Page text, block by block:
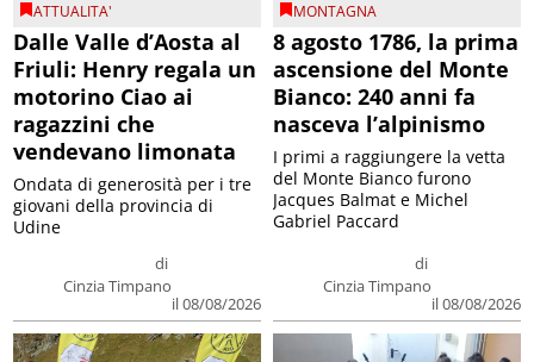
ATTUALITA'
Dalle Valle d’Aosta al
Friuli: Henry regala un
motorino Ciao ai
ragazzini che
vendevano limonata
di
Cinzia Timpano
il 08/08/2026
Ondata di generosità per i tre
giovani della provincia di
Udine
MONTAGNA
8 agosto 1786, la prima
ascensione del Monte
Bianco: 240 anni fa
nasceva l’alpinismo
di
Cinzia Timpano
il 08/08/2026
I primi a raggiungere la vetta
del Monte Bianco furono
Jacques Balmat e Michel
Gabriel Paccard